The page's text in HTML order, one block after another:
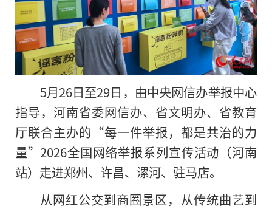
5月26日至29日，由中央网信办举报中心
指导，河南省委网信办、省文明办、省教育
厅联合主办的“每一件举报，都是共治的力
量”2026全国网络举报系列宣传活动（河南
站）走进郑州、许昌、漯河、驻马店。
从网红公交到商圈景区，从传统曲艺到